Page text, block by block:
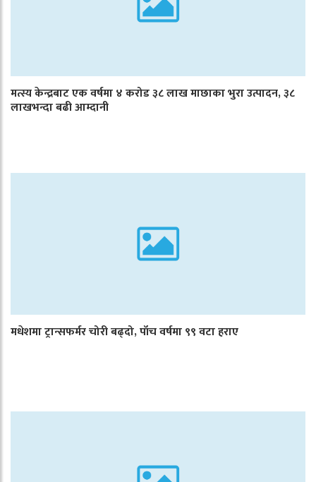
मत्स्य केन्द्रबाट एक वर्षमा ४ करोड ३८ लाख माछाका भुरा उत्पादन, ३८
लाखभन्दा बढी आम्दानी
मधेशमा ट्रान्सफर्मर चोरी बढ्दो, पाँच वर्षमा ९९ वटा हराए